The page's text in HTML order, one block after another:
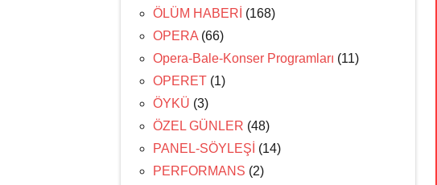
ÖLÜM HABERİ (168)
OPERA (66)
Opera-Bale-Konser Programları (11)
OPERET (1)
ÖYKÜ (3)
ÖZEL GÜNLER (48)
PANEL-SÖYLEŞİ (14)
PERFORMANS (2)